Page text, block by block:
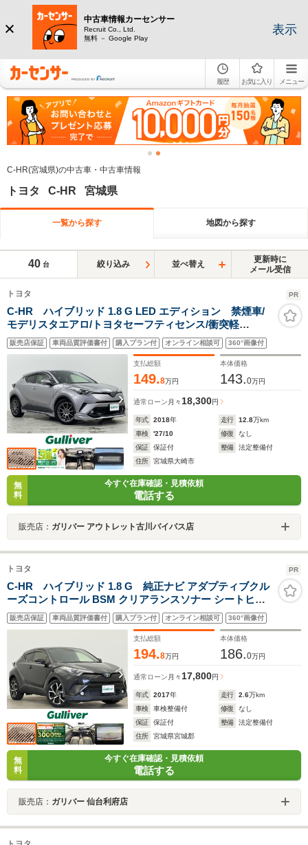
中古車情報カーセンサー
Recruit Co., Ltd.
無料 － Google Play
表示
履歴 お気に入り メニュー
C-HR(宮城県)の中古車・中古車情報
トヨタ C-HR 宮城県
一覧から探す 地図から探す
40 台 絞り込み 並べ替え
更新時に
メール受信
トヨタ PR
C-HR ハイブリッド 1.8 G LED エディション 禁煙車/
モデリスタエアロ/トヨタセーフティセンス/衝突軽
減/BSM/ACC/社外ナビ/バックモニター/フルセグ/ハーフ
レザー/シートヒーター/LEDヘッドライト/ETC/ドラレコ
販売店保証 車両品質評価書付 購入プラン付 オンライン相談可 360°画像付
支払総額
149.8万円
本体価格
143.0万円
通常ローン 月々18,300円
年式 2018年 走行 12.8万km
車検
'27/10 修復
なし
保証
保証付 整備
法定整備付
住所
宮城県大崎市
無
料
今すぐ在庫確認・見積依頼
電話する
販売店： ガリバー アウトレット古川バイパス店
トヨタ PR
C-HR ハイブリッド 1.8 G 純正ナビ アダプティブクル
ーズコントロール BSM クリアランスソナー シートヒー
ター ハーフレザー LEDヘッドランプ バックモニター
ETC セーフティセンス 純正18インチアルミ 禁煙車
販売店保証 車両品質評価書付 購入プラン付 オンライン相談可 360°画像付
支払総額
194.8万円
本体価格
186.0万円
通常ローン 月々17,800円
年式 2017年 走行 2.6万km
車検
車検整備付 修復
なし
保証
保証付 整備
法定整備付
住所
宮城県宮城郡
無
料
今すぐ在庫確認・見積依頼
電話する
販売店： ガリバー 仙台利府店